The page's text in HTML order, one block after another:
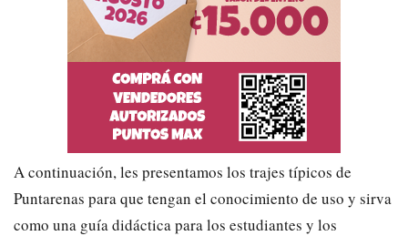
A continuación, les presentamos los trajes típicos de
Puntarenas para que tengan el conocimiento de uso y sirva
como una guía didáctica para los estudiantes y los